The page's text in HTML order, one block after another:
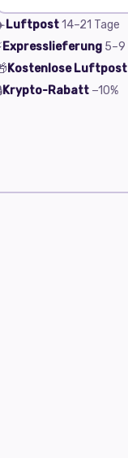
Luftpost14–21 Tage
Expresslieferung 5–9
Kostenlose Luftpost
Krypto-Rabatt −10%